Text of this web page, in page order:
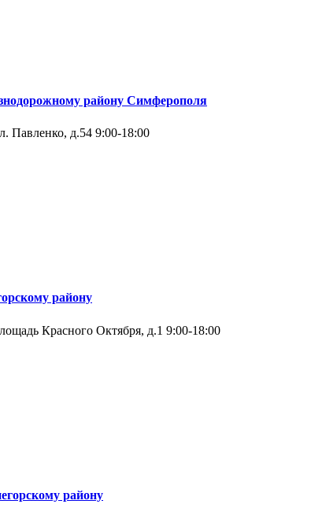
району Симферополя
Павленко, д.54 9:00-18:00
району
Красного Октября, д.1 9:00-18:00
району